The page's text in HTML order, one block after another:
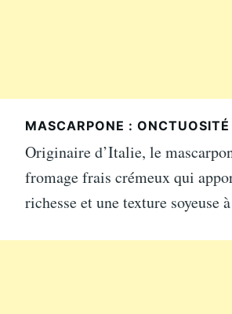
MASCARPONE :
Originaire d’Italie, le
fromage frais crémeux qui
richesse et une texture soyeuse